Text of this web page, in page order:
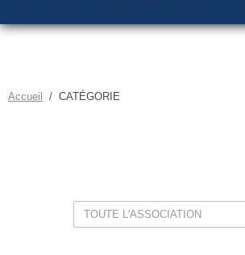
Accueil CATÉGORIE